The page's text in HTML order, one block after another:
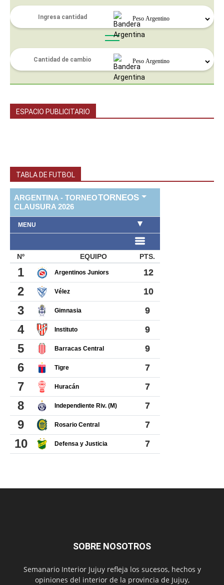
ESPACIO PUBLICITARIO
TABLA DE FUTBOL
SOBRE NOSOTROS
Semanario Interior Jujuy refleja los sucesos, hechos y
opiniones del interior de la provincia de Jujuy,